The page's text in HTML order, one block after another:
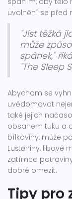
uvolnění se před
"Jíst těžká
může
spánek,"
"The Sleep
Abychom se
uvědomovat
také jejich
obsahem tuku a
bílkoviny, může
Luštěniny, libové
zatímco
dobré omezit.
Tipy pro